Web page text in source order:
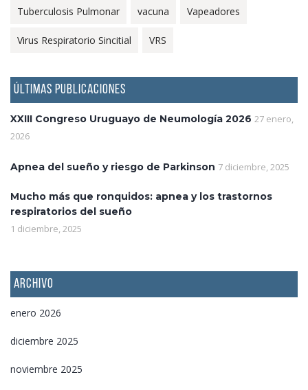
Tuberculosis Pulmonar vacuna Vapeadores
Virus Respiratorio Sincitial VRS
ÚLTIMAS PUBLICACIONES
XXIII Congreso Uruguayo de Neumología 2026 27 enero,
2026
Apnea del sueño y riesgo de Parkinson 7 diciembre, 2025
Mucho más que ronquidos: apnea y los trastornos
respiratorios del sueño
1 diciembre, 2025
ARCHIVO
enero 2026
diciembre 2025
noviembre 2025